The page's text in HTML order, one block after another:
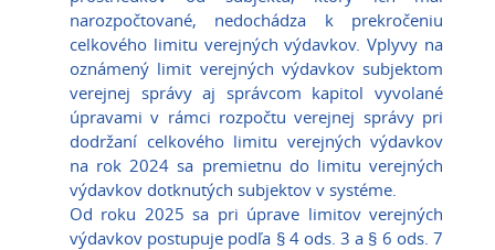
narozpočtované, nedochádza k prekročeniu
celkového limitu verejných výdavkov. Vplyvy na
oznámený limit verejných výdavkov subjektom
verejnej správy aj správcom kapitol vyvolané
úpravami v rámci rozpočtu verejnej správy pri
dodržaní celkového limitu verejných výdavkov
na rok 2024 sa premietnu do limitu verejných
výdavkov dotknutých subjektov v systéme.
Od roku 2025 sa pri úprave limitov verejných
výdavkov postupuje podľa § 4 ods. 3 a § 6 ods. 7